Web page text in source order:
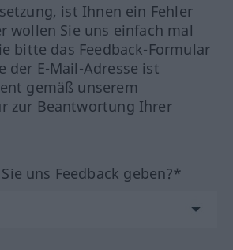
ist Ihnen ein Fehler
wollen Sie uns einfach mal
bitte das Feedback-Formular
der E-Mail-Adresse ist
gemäß unserem
zur Beantwortung Ihrer
uns Feedback geben?*